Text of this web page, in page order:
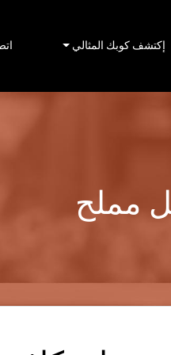
إكتشف كوبك المثالي
مملح